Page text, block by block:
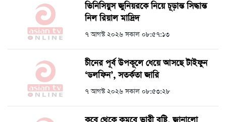
ভিনিসিয়ুস জুনিয়রকে নিয়ে চূড়ান্ত সিদ্ধান্ত
নিল রিয়াল মাদ্রিদ
৭ আগস্ট ২০২৬ সকাল ০৮:৫৭:১৩
চীনের পূর্ব উপকূলে ধেয়ে আসছে টাইফুন
‘ডলফিন’, সতর্কতা জারি
৭ আগস্ট ২০২৬ সকাল ০৮:৫৩:২৮